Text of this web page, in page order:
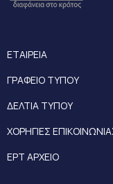
ΕΤΑΙΡΕΙΑ
ΓΡΑΦΕΙΟ ΤΥΠΟΥ
ΔΕΛΤΙΑ ΤΥΠΟΥ
ΧΟΡΗΓΙΕΣ
ΕΡΤ ΑΡΧΕΙΟ